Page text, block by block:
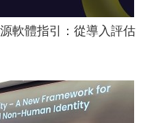
軟體指引：從導入評估